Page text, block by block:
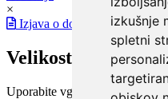
izkušnje
spletni
×
Izjava o dostopnosti
Velikost pisave
Uporabite vgrajeno funkcijo